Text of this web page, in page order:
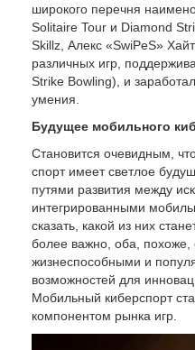
широкого перечня
Solitaire Tour и Diamond
Skillz, Алекс «SwiPeS»
различных игр,
Strike Bowling), и
умения.
Будущее мобильного
Становится очевидным,
спорт имеет светлое
путями развития между
интегрированными
сказать, какой из них
более важно, оба,
жизнеспособными и
возможностей для
Мобильный киберспорт
компонентом рынка игр.